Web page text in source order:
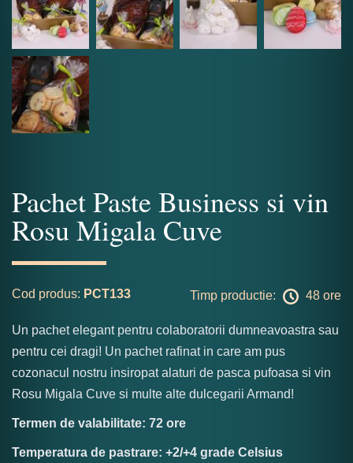
Pachet Paste Business si vin
Rosu Migala Cuve
Cod produs: PCT133 Timp productie: 48 ore
Un pachet elegant pentru colaboratorii dumneavoastra sau
pentru cei dragi! Un pachet rafinat in care am pus
cozonacul nostru insiropat alaturi de pasca pufoasa si vin
Rosu Migala Cuve si multe alte dulcegarii Armand!
Termen de valabilitate: 72 ore
Temperatura de pastrare: +2/+4 grade Celsius